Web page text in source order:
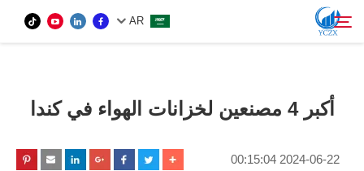
AR
المنتج
بحث أكبر 4 مصنعين لخزانات الهواء في كندا
2024-06-22 00:15:04